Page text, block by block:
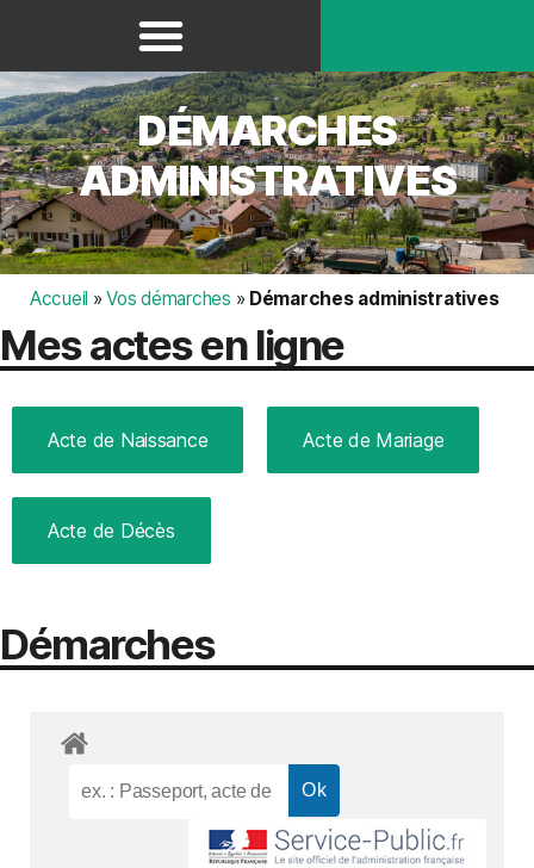
DÉMARCHES
ADMINISTRATIVES
Accueil »Vos démarches » Démarches administratives
Mes actes en ligne
Acte de Naissance Acte de Mariage
Acte de Décès
Démarches